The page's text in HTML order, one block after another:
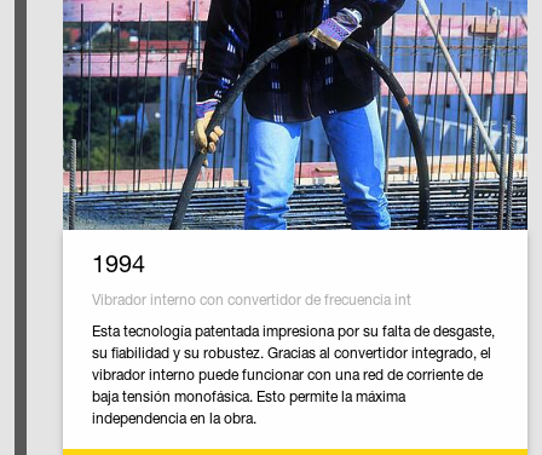
1994
Vibrador interno con convertidor de frecuencia int
Esta tecnología patentada impresiona por su falta de desgaste,
su fiabilidad y su robustez. Gracias al convertidor integrado, el
vibrador interno puede funcionar con una red de corriente de
baja tensión monofásica. Esto permite la máxima
independencia en la obra.